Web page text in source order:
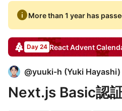
infoMore than 1 year has
Day 24 ReactAdvent
@yuuki-h (Yuki Hayashi)
Next.js Basic認